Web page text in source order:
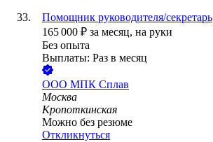
Помощник руководителя/секретарь
165 000 ₽ за месяц, на руки
Без опыта
Выплаты: Раз в месяц
ООО МПК Сплав
Москва
Кропоткинская
Можно без резюме
Откликнуться